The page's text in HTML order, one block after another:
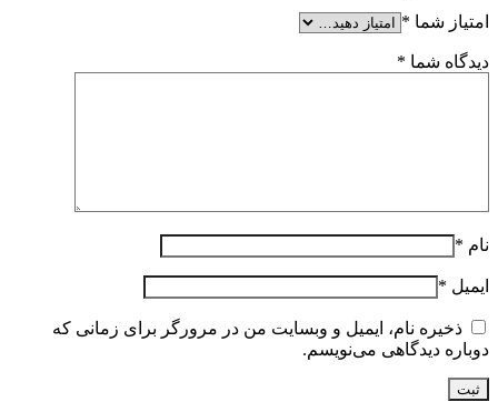
امتیاز شما *
دیدگاه شما *
نام *
ایمیل *
ذخیره نام، ایمیل و وبسایت من در مرورگر برای زمانی که
دوباره دیدگاهی می‌نویسم.